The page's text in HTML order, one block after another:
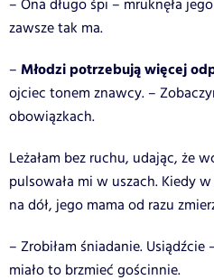
– Ona długo śpi – mruknęła
zawsze tak ma.
– Młodzi potrzebują więcej
ojciec tonem znawcy. –
obowiązkach.
Leżałam bez ruchu, udając, że
pulsowała mi w uszach. Kiedy
na dół, jego mama od razu
– Zrobiłam śniadanie. Usiądźcie
miało to brzmieć gościnnie.